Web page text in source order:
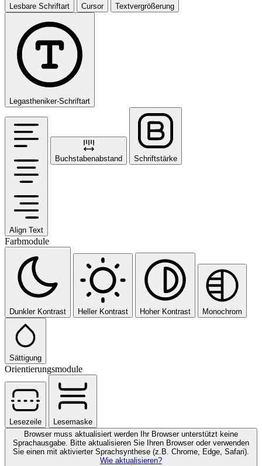
Lesbare Schriftart Cursor Textvergrößerung
Legastheniker-Schriftart
Align Text
Buchstabenabstand Schriftstärke
Farbmodule
Dunkler Kontrast Heller Kontrast Hoher Kontrast Monochrom
Sättigung
Orientierungsmodule
Lesezeile
Lesemaske
Browser muss aktualisiert werden
Ihr Browser unterstützt keine
Sprachausgabe. Bitte aktualisieren Sie Ihren Browser oder verwenden
Sie einen mit aktivierter Sprachsynthese (z.B. Chrome, Edge, Safari).
Wie aktualisieren?